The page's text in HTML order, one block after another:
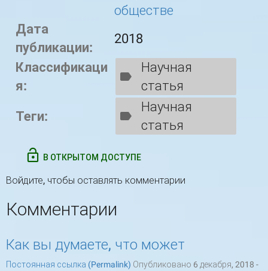
обществе
Дата
публикации:
2018
Классификаци
я:
Научная
статья
Теги:
Научная
статья
В ОТКРЫТОМ ДОСТУПЕ
Войдите, чтобы оставлять комментарии
Комментарии
Как вы думаете, что может
Постоянная ссылка (Permalink) Опубликовано 6 декабря, 2018 -